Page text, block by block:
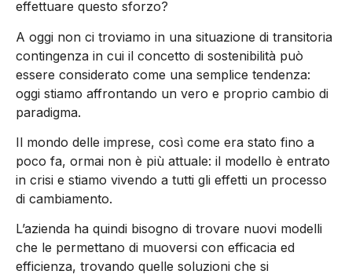
effettuare questo sforzo?
A oggi non ci troviamo in una situazione di transitoria
contingenza in cui il concetto di sostenibilità può
essere considerato come una semplice tendenza:
oggi stiamo affrontando un vero e proprio cambio di
paradigma.
Il mondo delle imprese, così come era stato fino a
poco fa, ormai non è più attuale: il modello è entrato
in crisi e stiamo vivendo a tutti gli effetti un processo
di cambiamento.
L’azienda ha quindi bisogno di trovare nuovi modelli
che le permettano di muoversi con efficacia ed
efficienza, trovando quelle soluzioni che si